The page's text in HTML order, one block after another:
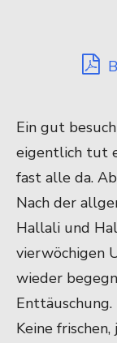
Ein gut
eigentlich tut
fast alle da.
Nach der
Hallali und
vierwöchigen
wieder
Enttäuschung.
Keine